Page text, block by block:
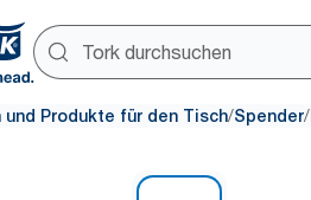
Produkte für den Tisch/Spender/